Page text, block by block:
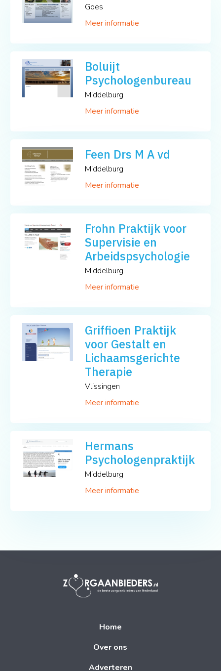
Goes
Meer informatie
Boluijt
Psychologenbureau
Middelburg
Meer informatie
Feen Drs M A vd
Middelburg
Meer informatie
Frohn Praktijk voor
Supervisie en
Arbeidspsychologie
Middelburg
Meer informatie
Griffioen Praktijk
voor Gestalt en
Lichaamsgerichte
Therapie
Vlissingen
Meer informatie
Hermans
Psychologenpraktijk
Middelburg
Meer informatie
Home
Over ons
Adverteren